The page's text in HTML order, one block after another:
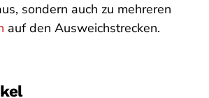
sondern auch zu mehreren
auf den Ausweichstrecken.